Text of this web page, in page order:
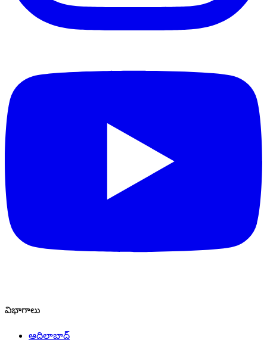
విభాగాలు
ఆదిలాబాద్